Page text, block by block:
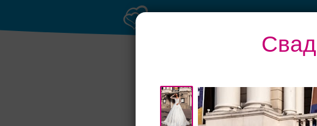
Торжества за
городом
Приватное
торжество в